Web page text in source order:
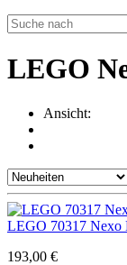
LEGO
Ansicht:
LEGO 70317 Nexo
193,00 €